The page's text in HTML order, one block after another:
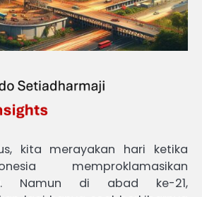
kita merayakan hari ketika
memproklamasikan
Namun di abad ke-21,